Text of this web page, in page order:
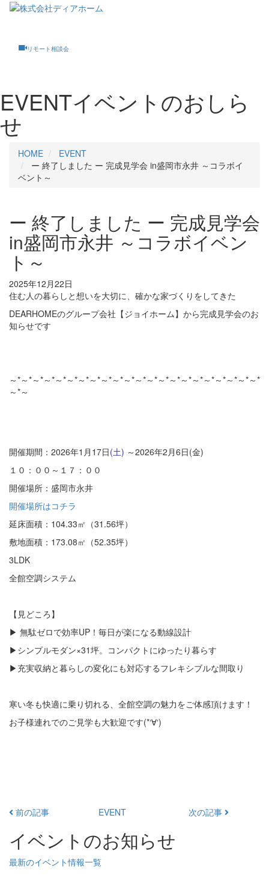
リモート相談会
EVENTイベントのおしら
せ
HOME
EVENT
ー 終了しました ー 完成見学会 in盛岡市永井 ～コラボイ
ベント～
ー 終了しました ー 完成見学会
in盛岡市永井 ～コラボイベン
ト～
2025年12月22日
住む人の暮らしと想いを大切に、確かな家づくりをしてきた
DEARHOMEのグループ会社【ジョイホーム】から完成見学会のお
知らせです
～*～*～*～*～*～*～*～*～*～*～*～*～*～*～*～*～*～*～*～*～*～*
～*～
開催期間：2026年1月17日(土) ～2026年2月6日(金)
１０：００～１７：００
開催場所：盛岡市永井
開催場所はコチラ
延床面積：104.33㎡（31.56坪）
敷地面積：173.08㎡（52.35坪）
3LDK
全館空調システム
【見どころ】
▶ 無駄ゼロで効率UP！毎日が楽になる動線設計
▶シンプルモダン×31坪。コンパクトにゆったり暮らす
▶充実収納と暮らしの変化にも対応するフレキシブルな間取り
寒い冬も快適に乗り切れる、全館空調の魅力をご体感頂けます！
お子様連れでのご見学も大歓迎です(*‘∀‘)
前の記事 EVENT 次の記事
イベントのお知らせ
最新のイベント情報一覧